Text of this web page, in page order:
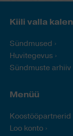
Kiili valla
Sündmused
Huvitegevus
Sündmuste arhiiv
Menüü
Koostööpartnerid
Loo konto